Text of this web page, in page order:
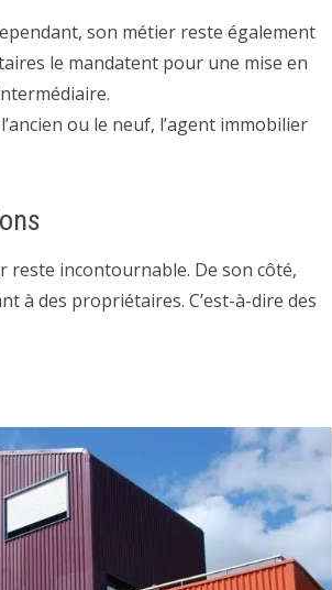
son métier reste également
le mandatent pour une mise en
ou le neuf, l’agent immobilier
reste incontournable. De son côté,
à des propriétaires. C’est-à-dire des